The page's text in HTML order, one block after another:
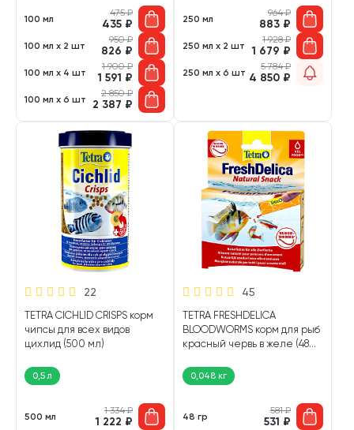
100 мл
475₽
435 ₽
100 мл х 2 шт
950₽
826 ₽
100 мл х 4 шт
1 900₽
1 591 ₽
100 мл х 6 шт
2 850₽
2 387 ₽
250 мл
964₽
883 ₽
250 мл х 2 шт
1 928₽
1 679 ₽
250 мл х 6 шт
5 784₽
4 850 ₽
22
TETRA CICHLID CRISPS корм
чипсы для всех видов
цихлид (500 мл)
0,5 л
500 мл
1 334₽
1 222 ₽
45
TETRA FRESHDELICA
BLOODWORMS корм для рыб
красный червь в желе (48
0,048 кг
48 гр
581₽
531 ₽